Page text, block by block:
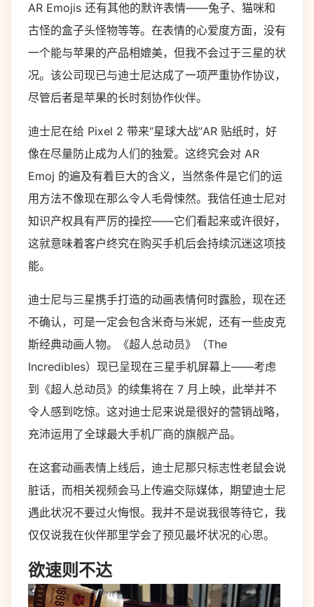
AR Emojis 还有其他的默许表情——兔子、猫咪和
古怪的盒子头怪物等等。在表情的心爱度方面，没有
一个能与苹果的产品相媲美，但我不会过于三星的状
况。该公司现已与迪士尼达成了一项严重协作协议，
尽管后者是苹果的长时刻协作伙伴。
迪士尼在给 Pixel 2 带来“星球大战”AR 贴纸时，好
像在尽量防止成为人们的独爱。这终究会对 AR
Emoj 的遍及有着巨大的含义，当然条件是它们的运
用方法不像现在那么令人毛骨悚然。我信任迪士尼对
知识产权具有严厉的操控——它们看起来或许很好，
这就意味着客户终究在购买手机后会持续沉迷这项技
能。
迪士尼与三星携手打造的动画表情何时露脸，现在还
不确认，可是一定会包含米奇与米妮，还有一些皮克
斯经典动画人物。《超人总动员》（The
Incredibles）现已呈现在三星手机屏幕上——考虑
到《超人总动员》的续集将在 7 月上映，此举并不
令人感到吃惊。这对迪士尼来说是很好的营销战略，
充沛运用了全球最大手机厂商的旗舰产品。
在这套动画表情上线后，迪士尼那只标志性老鼠会说
脏话，而相关视频会马上传遍交际媒体，期望迪士尼
遇此状况不要过火悔恨。我并不是说我很等待它，我
仅仅说我在伙伴那里学会了预见最坏状况的心思。
欲速则不达